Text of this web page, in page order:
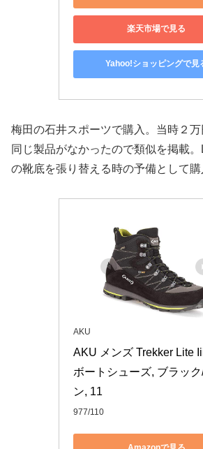
楽天市場で見る
Yahoo!ショッピングで見
梅田の石井スポーツで購入。当時２万
同じ製品がなかったので類似を掲載
の靴底を張り替える時の予備として購
AKU
AKU メンズ Trekker Lite
ボートシューズ, ブラッ
ン, 11
977/110